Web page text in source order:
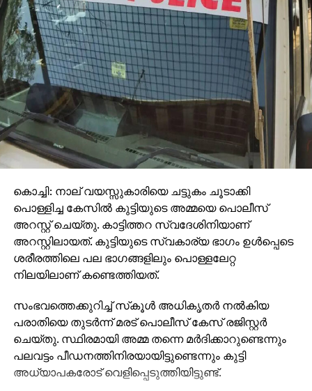
കൊച്ചി: നാല് വയസ്സുകാരിയെ ചട്ടുകം ചൂടാക്കി
പൊള്ളിച്ച കേസില്‍ കുട്ടിയുടെ അമ്മയെ പൊലീസ്
അറസ്റ്റ് ചെയ്തു. കാട്ടിത്തറ സ്വദേശിനിയാണ്
അറസ്റ്റിലായത്. കുട്ടിയുടെ സ്വകാര്യ ഭാഗം ഉള്‍പ്പെടെ
ശരീരത്തിലെ പല ഭാഗങ്ങളിലും പൊള്ളലേറ്റ
നിലയിലാണ് കണ്ടെത്തിയത്.
സംഭവത്തെക്കുറിച്ച് സ്‌കൂള്‍ അധികൃതര്‍ നല്‍കിയ
പരാതിയെ തുടര്‍ന്ന് മരട് പൊലീസ് കേസ് രജിസ്റ്റര്‍
ചെയ്തു. സ്ഥിരമായി അമ്മ തന്നെ മര്‍ദിക്കാറുണ്ടെന്നും
പലവട്ടം പീഡനത്തിനിരയായിട്ടുണ്ടെന്നും കുട്ടി
അധ്യാപകരോട് വെളിപ്പെടുത്തിയിട്ടുണ്ട്.